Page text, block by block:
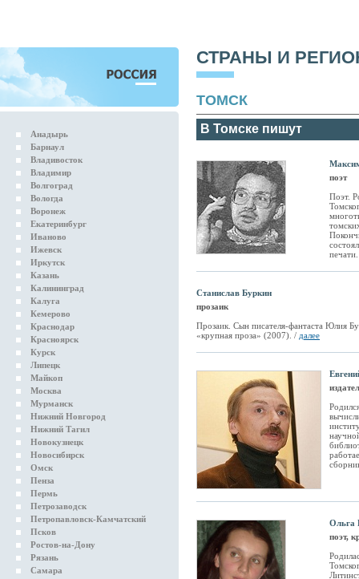
Анадырь
Барнаул
Владивосток
Владимир
Волгоград
Вологда
Воронеж
Екатеринбург
Иваново
Ижевск
Иркутск
Казань
Калининград
Калуга
Кемерово
Краснодар
Красноярск
Курск
Липецк
Майкоп
Москва
Мурманск
Нижний Новгород
Нижний Тагил
Новокузнецк
Новосибирск
Омск
Пенза
Пермь
Петрозаводск
Петропавловск-Камчатский
Псков
Ростов-на-Дону
Рязань
Самара
СТРАНЫ И
ТОМСК
В Томске пишут
поэт
Поэт.
Станислав Буркин
прозаик
Прозаик. Сын писателя-фантаста Юлия
«крупная проза» (2007). / далее
Ольга
поэт,